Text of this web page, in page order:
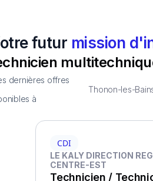
futur mission
dernières offres
à
Thonon-les-
CDI
LE KALY DIRECTION
CENTRE-EST
Technicien /